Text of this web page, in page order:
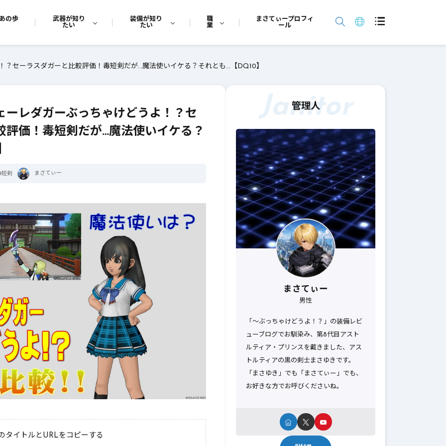
の歩
武器が知り
たい
装備が知り
たい
職
業
まさてぃープロフィ
ール
？セーラスダガーと比較評価！毒短剣だが…魔法使いイケる？それとも…【DQ10】
ーレダガーぶっちゃけどうよ！？セ
評価！毒短剣だが…魔法使いイケる？
短剣 まさてぃー
タイトルとURLをコピーする
管理人
Janitor
まさてぃー
男性
「～ぶっちゃけどうよ！？」の装備レビ
ューブログでお馴染み、第8代目アスト
ルティア・プリンスを戴きました、アス
トルティアの黒の剣士まさゆきです。
「まさゆき」でも「まさてぃー」でも、
お好きな方でお呼びくださいね。